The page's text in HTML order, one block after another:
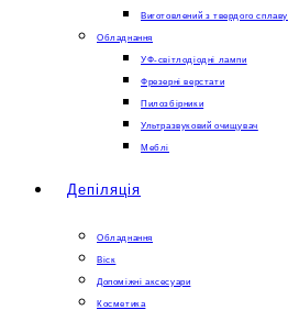
Виготовлений з твердого сплаву
Обладнання
УФ-світлодіодні лампи
Фрезерні верстати
Пилозбірники
Ультразвуковий очищувач
Меблі
Депіляція
Обладнання
Віск
Допоміжні аксесуари
Косметика